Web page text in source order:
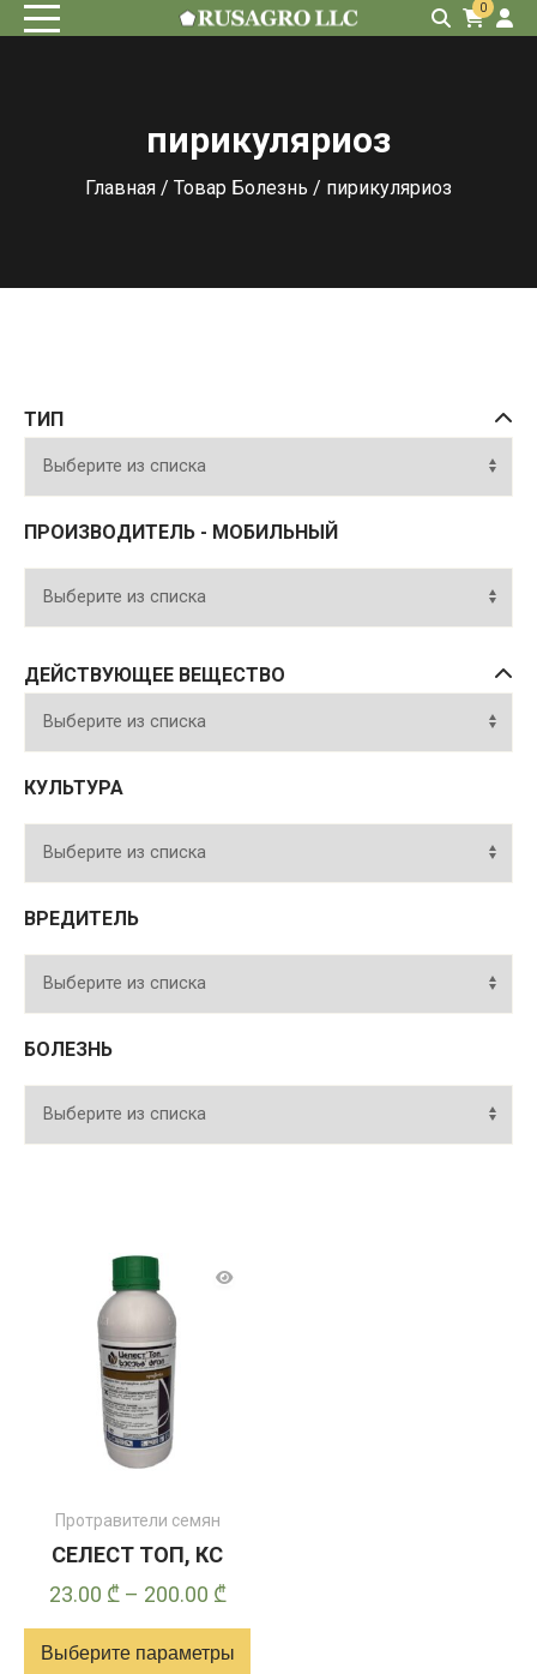
0
пирикуляриоз
Главная / Товар Болезнь / пирикуляриоз
ТИП
ПРОИЗВОДИТЕЛЬ - МОБИЛЬНЫЙ
ДЕЙСТВУЮЩЕЕ ВЕЩЕСТВО
КУЛЬТУРА
ВРЕДИТЕЛЬ
БОЛЕЗНЬ
Протравители семян
СЕЛЕСТ ТОП, КС
23.00 ₾ – 200.00 ₾Диапазон
цен:
23.00 ₾
Выберите параметры